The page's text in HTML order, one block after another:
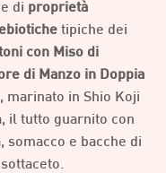
di proprietà
tipiche dei
con Miso di
di Manzo in Doppia
marinato in Shio Koji
il tutto guarnito con
somacco e bacche di